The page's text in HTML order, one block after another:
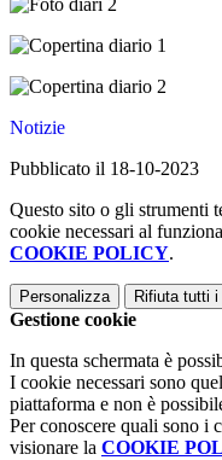
Notizie
Pubblicato il 18-10-2023
Questo sito o gli strumenti
cookie necessari al
COOKIE POLICY.
Personalizza Rifiuta tutti i
Gestione cookie
In questa schermata è
I cookie necessari sono
piattaforma e non è
Per conoscere quali sono i
visionare la COOKIE